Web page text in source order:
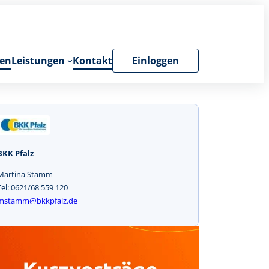
Leistungen Kontakt Einloggen
Pfalz
Stamm
0621/68 559 120